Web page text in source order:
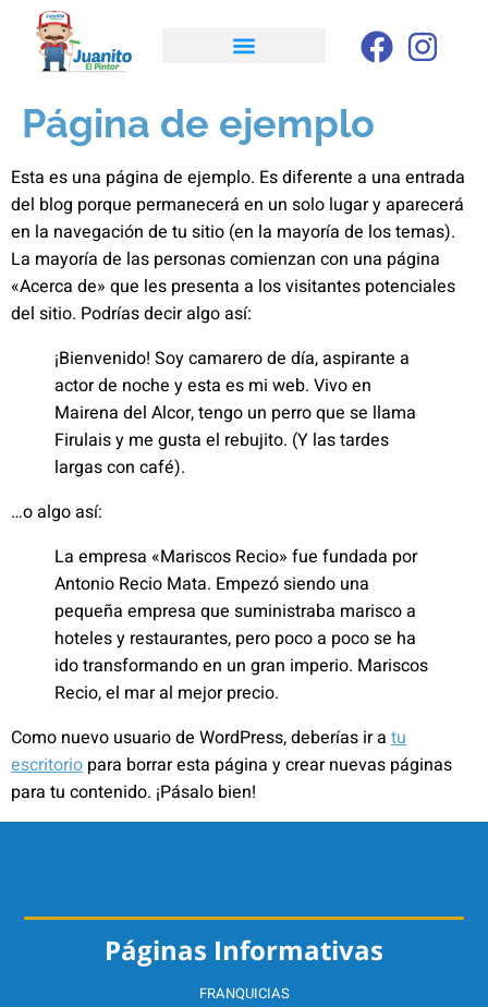
Página de ejemplo
Esta es una página de ejemplo. Es diferente a una entrada
del blog porque permanecerá en un solo lugar y aparecerá
en la navegación de tu sitio (en la mayoría de los temas).
La mayoría de las personas comienzan con una página
«Acerca de» que les presenta a los visitantes potenciales
del sitio. Podrías decir algo así:
¡Bienvenido! Soy camarero de día, aspirante a
actor de noche y esta es mi web. Vivo en
Mairena del Alcor, tengo un perro que se llama
Firulais y me gusta el rebujito. (Y las tardes
largas con café).
…o algo así:
La empresa «Mariscos Recio» fue fundada por
Antonio Recio Mata. Empezó siendo una
pequeña empresa que suministraba marisco a
hoteles y restaurantes, pero poco a poco se ha
ido transformando en un gran imperio. Mariscos
Recio, el mar al mejor precio.
Como nuevo usuario de WordPress, deberías ir a tu
escritorio para borrar esta página y crear nuevas páginas
para tu contenido. ¡Pásalo bien!
Páginas Informativas
FRANQUICIAS